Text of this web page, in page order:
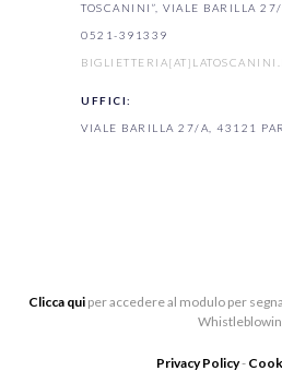
TOSCANINI”, VIALE BARILLA
0521-391339
UFFICI:
VIALE BARILLA 27/A, 43121
Clicca quiper accedere al modulo per
Privacy Policy-